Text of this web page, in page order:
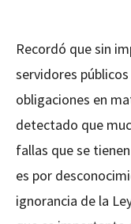
Recordó que sin
servidores
obligaciones en
detectado que
fallas que se
es por
ignorancia de la